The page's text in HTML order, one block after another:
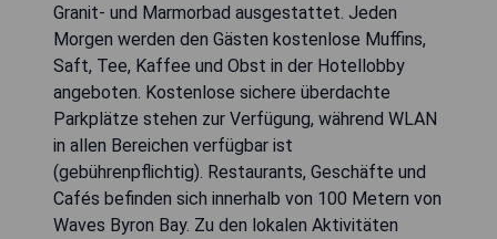
Granit- und Marmorbad ausgestattet. Jeden
Morgen werden den Gästen kostenlose Muffins,
Saft, Tee, Kaffee und Obst in der Hotellobby
angeboten. Kostenlose sichere überdachte
Parkplätze stehen zur Verfügung, während WLAN
in allen Bereichen verfügbar ist
(gebührenpflichtig). Restaurants, Geschäfte und
Cafés befinden sich innerhalb von 100 Metern von
Waves Byron Bay. Zu den lokalen Aktivitäten